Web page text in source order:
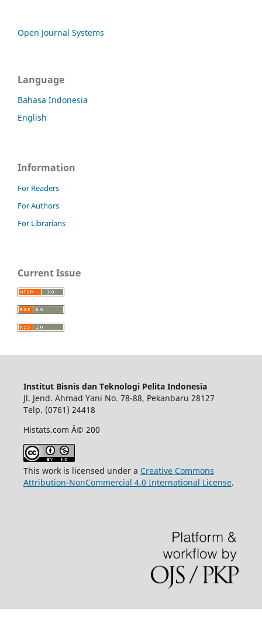
Open Journal Systems
Language
Bahasa Indonesia
English
Information
For Readers
For Authors
For Librarians
Current Issue
Institut Bisnis dan Teknologi Pelita Indonesia
Jl. Jend. Ahmad Yani No. 78-88, Pekanbaru 28127
Telp. (0761) 24418
Histats.com Â© 200
This work is licensed under a Creative Commons
Attribution-NonCommercial 4.0 International License.